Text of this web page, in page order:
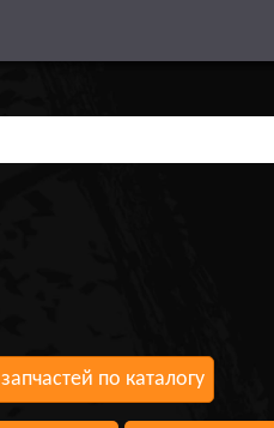
по каталогу